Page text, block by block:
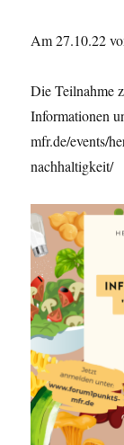
Am 27.10.22
Die Teilnahme
Informationen
mfr.de/events/
nachhaltigkeit/